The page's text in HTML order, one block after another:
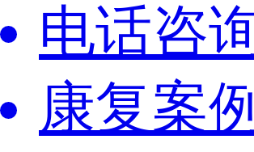
电话咨
康复案